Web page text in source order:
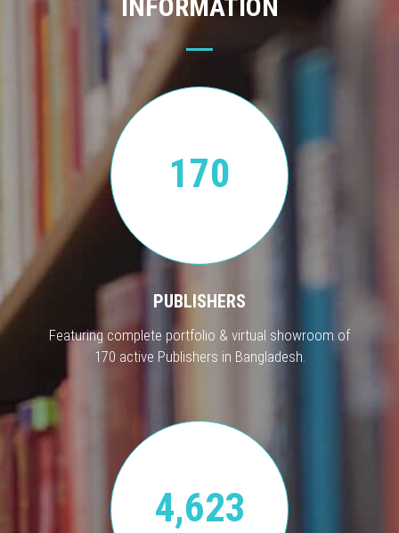
INFORMATION
170
PUBLISHERS
Featuring complete portfolio & virtual showroom of
170 active Publishers in Bangladesh.
4,623